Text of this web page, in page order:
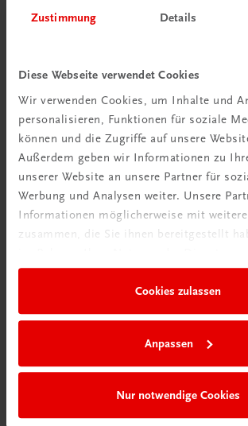
Zustimmung Details
Diese Webseite verwendet Cookies
Wir verwenden Cookies, um Inhalte und
personalisieren, Funktionen für soziale
können und die Zugriffe auf unsere
Außerdem geben wir Informationen zu
unserer Website an unsere Partner für
Werbung und Analysen weiter. Unsere
Informationen möglicherweise mit
zusammen, die Sie ihnen bereitgestellt
Cookies zulassen
Anpassen
Nur notwendige Cookies
PRÄMIERTER BESTSELLER
In den Warenkorb
Lieferdauer: Innerhalb von max. 48
Rezeptverzeichnis
Ameisenkuchen
Gewürzgugelhupf
Marmorkuchen
Mohngugelhupf
Nussgugelhupf (Nussnapfkuchen)